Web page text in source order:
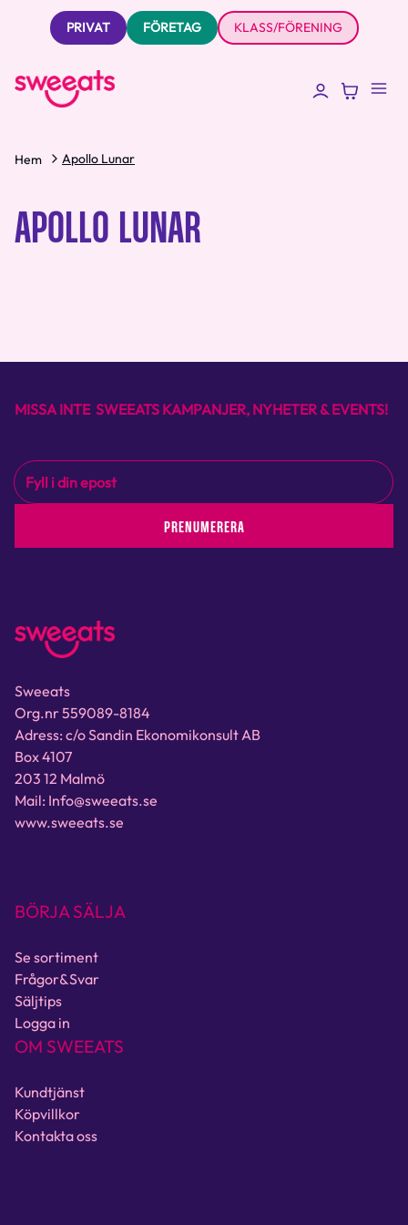
PRIVAT FÖRETAG KLASS/FÖRENING
Hem Apollo Lunar
APOLLO LUNAR
MISSA INTE SWEEATS KAMPANJER, NYHETER & EVENTS!
PRENUMERERA
Sweeats
Org.nr 559089-8184
Adress: c/o Sandin Ekonomikonsult AB
Box 4107
203 12 Malmö
Mail: Info@sweeats.se
www.sweeats.se
BÖRJA SÄLJA
Se sortiment
Frågor&Svar
Säljtips
Logga in
OM SWEEATS
Kundtjänst
Köpvillkor
Kontakta oss